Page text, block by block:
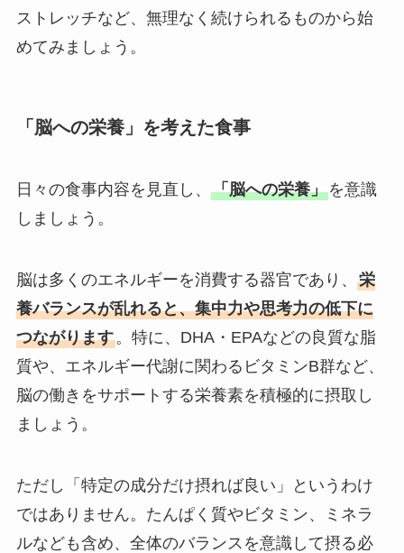
ストレッチなど、無理なく続けられるものから始
めてみましょう。
「脳への栄養」を考えた食事
日々の食事内容を見直し、 「脳への栄養」を意識
しましょう。
脳は多くのエネルギーを消費する器官であり、 栄
養バランスが乱れると、集中力や思考力の低下に
つながります。特に、DHA・EPAなどの良質な脂
質や、エネルギー代謝に関わるビタミンB群など、
脳の働きをサポートする栄養素を積極的に摂取し
ましょう。
ただし「特定の成分だけ摂れば良い」というわけ
ではありません。たんぱく質やビタミン、ミネラ
ルなども含め、全体のバランスを意識して摂る必